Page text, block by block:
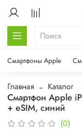
Смартфоны Apple
Главная Каталог
Смартфон Apple
+ eSIM, синий
(0)